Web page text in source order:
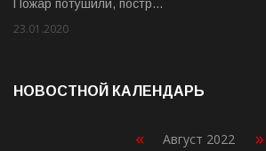
Пожар потушили, постр…
23.01.2020
НОВОСТНОЙ КАЛЕНДАРЬ
« Август 2022 »